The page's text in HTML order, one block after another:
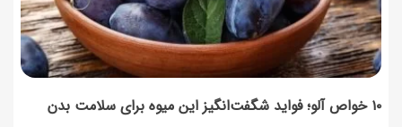
۱۰ خواص آلو؛ فواید شگفت‌انگیز این میوه برای سلامت بدن